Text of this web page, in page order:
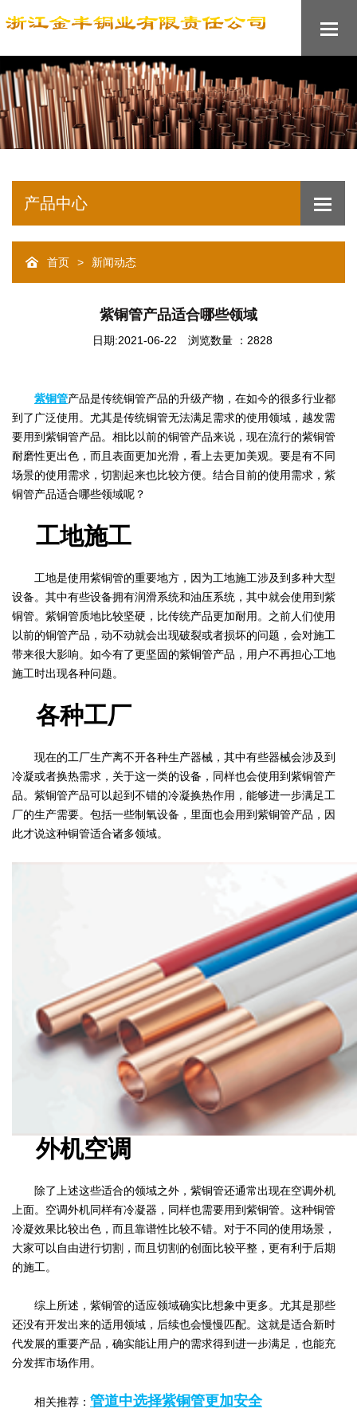
产品中心
首页 > 新闻动态
紫铜管产品适合哪些领域
日期:2021-06-22 浏览数量 ：2828
紫铜管产品是传统铜管产品的升级产物，在如今的很多行业都
到了广泛使用。尤其是传统铜管无法满足需求的使用领域，越发需
要用到紫铜管产品。相比以前的铜管产品来说，现在流行的紫铜管
耐磨性更出色，而且表面更加光滑，看上去更加美观。要是有不同
场景的使用需求，切割起来也比较方便。结合目前的使用需求，紫
铜管产品适合哪些领域呢？
工地施工
工地是使用紫铜管的重要地方，因为工地施工涉及到多种大型
设备。其中有些设备拥有润滑系统和油压系统，其中就会使用到紫
铜管。紫铜管质地比较坚硬，比传统产品更加耐用。之前人们使用
以前的铜管产品，动不动就会出现破裂或者损坏的问题，会对施工
带来很大影响。如今有了更坚固的紫铜管产品，用户不再担心工地
施工时出现各种问题。
各种工厂
现在的工厂生产离不开各种生产器械，其中有些器械会涉及到
冷凝或者换热需求，关于这一类的设备，同样也会使用到紫铜管产
品。紫铜管产品可以起到不错的冷凝换热作用，能够进一步满足工
厂的生产需要。包括一些制氧设备，里面也会用到紫铜管产品，因
此才说这种铜管适合诸多领域。
外机空调
除了上述这些适合的领域之外，紫铜管还通常出现在空调外机
上面。空调外机同样有冷凝器，同样也需要用到紫铜管。这种铜管
冷凝效果比较出色，而且靠谱性比较不错。对于不同的使用场景，
大家可以自由进行切割，而且切割的创面比较平整，更有利于后期
的施工。
综上所述，紫铜管的适应领域确实比想象中更多。尤其是那些
还没有开发出来的适用领域，后续也会慢慢匹配。这就是适合新时
代发展的重要产品，确实能让用户的需求得到进一步满足，也能充
分发挥市场作用。
相关推荐： 管道中选择紫铜管更加安全